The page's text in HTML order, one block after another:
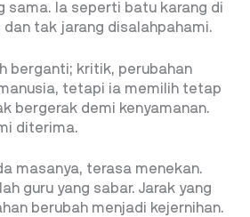
sama. Ia seperti batu karang di
dan tak jarang disalahpahami.
berganti; kritik, perubahan
tetapi ia memilih tetap
bergerak demi kenyamanan.
diterima.
masanya, terasa menekan.
guru yang sabar. Jarak yang
berubah menjadi kejernihan.